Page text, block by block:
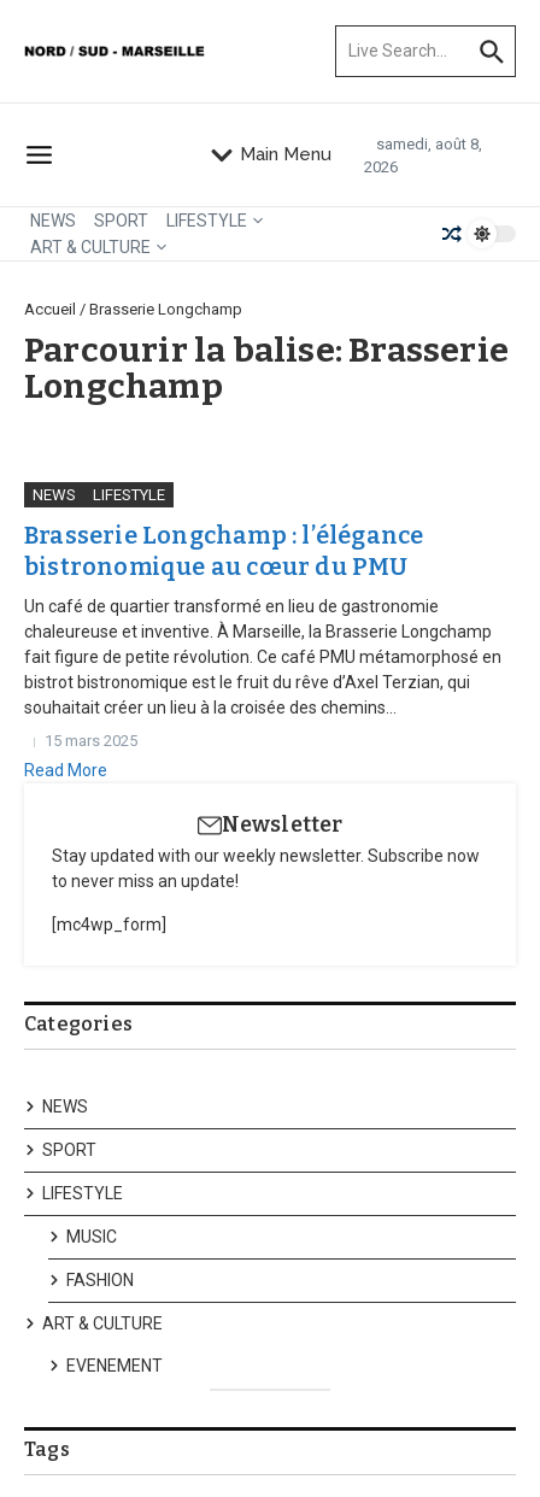
Main Menu
samedi, août 8,
2026
NEWS SPORT
LIFESTYLE
ART & CULTURE
Accueil / Brasserie Longchamp
Parcourir la balise: Brasserie
Longchamp
NEWS LIFESTYLE
Brasserie Longchamp : l’élégance
bistronomique au cœur du PMU
Un café de quartier transformé en lieu de gastronomie
chaleureuse et inventive. À Marseille, la Brasserie Longchamp
fait figure de petite révolution. Ce café PMU métamorphosé en
bistrot bistronomique est le fruit du rêve d’Axel Terzian, qui
souhaitait créer un lieu à la croisée des chemins...
15 mars 2025
Read More
Newsletter
Stay updated with our weekly newsletter. Subscribe now
to never miss an update!
[mc4wp_form]
Categories
NEWS
SPORT
LIFESTYLE
MUSIC
FASHION
ART & CULTURE
EVENEMENT
Tags